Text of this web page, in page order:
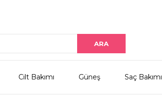
Cilt Bakımı Güneş Saç Bakımı